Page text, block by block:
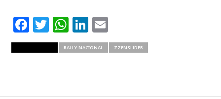
Facebook
Twitter
WhatsApp
LinkedIn
Email
RALLY NACIONAL ZZENSLIDER